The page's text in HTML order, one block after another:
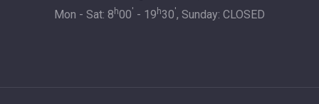
Mon - Sat: 8 h00' - 19 h30', Sunday: CLOSED